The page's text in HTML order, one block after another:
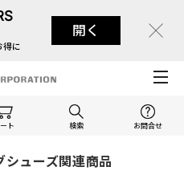
得に
開く
ト 検索 お問合せ
シューズ関連商品